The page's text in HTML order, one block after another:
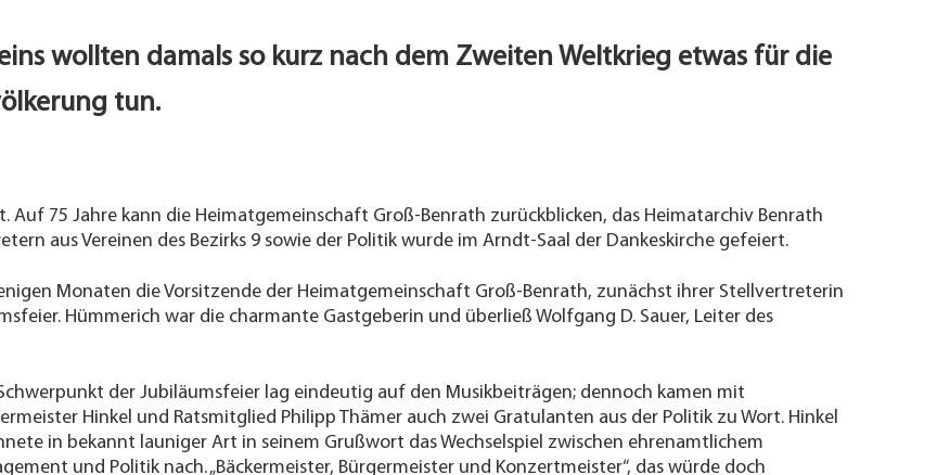
wollten damals so kurz nach dem Zweiten Weltkrieg etwas für die
tun.
Auf 75 Jahre kann die Heimatgemeinschaft Groß-Benrath zurückblicken, das Heimatarchiv Benrath
aus Vereinen des Bezirks 9 sowie der Politik wurde im Arndt-Saal der Dankeskirche gefeiert.
Monaten die Vorsitzende der Heimatgemeinschaft Groß-Benrath, zunächst ihrer Stellvertreterin
Hümmerich war die charmante Gastgeberin und überließ Wolfgang D. Sauer, Leiter des
der Jubiläumsfeier lag eindeutig auf den Musikbeiträgen; dennoch kamen mit
Hinkel und Ratsmitglied Philipp Thämer auch zwei Gratulanten aus der Politik zu Wort. Hinkel
in bekannt launiger Art in seinem Grußwort das Wechselspiel zwischen ehrenamtlichem
und Politik nach. „Bäckermeister, Bürgermeister und Konzertmeister“, das würde doch